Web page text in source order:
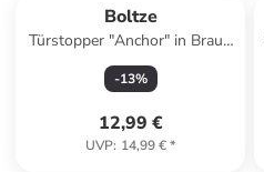
Boltze
Türstopper "Anchor" in Braun
- (B)6 x (H)18 cm
-13%
12,99 €
UVP: 14,99 €*